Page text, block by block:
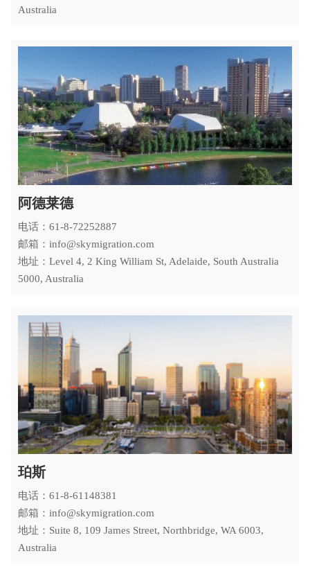
Australia
阿德莱德
电话：61-8-72252887
邮箱：info@skymigration.com
地址：Level 4, 2 King William St, Adelaide, South Australia
5000, Australia
珀斯
电话：61-8-61148381
邮箱：info@skymigration.com
地址：Suite 8, 109 James Street, Northbridge, WA 6003,
Australia